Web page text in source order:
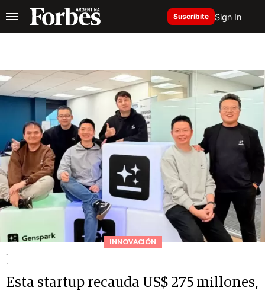
Suscribite Sign In
INNOVACIÓN
-
-
Esta startup recauda US$ 275 millones,